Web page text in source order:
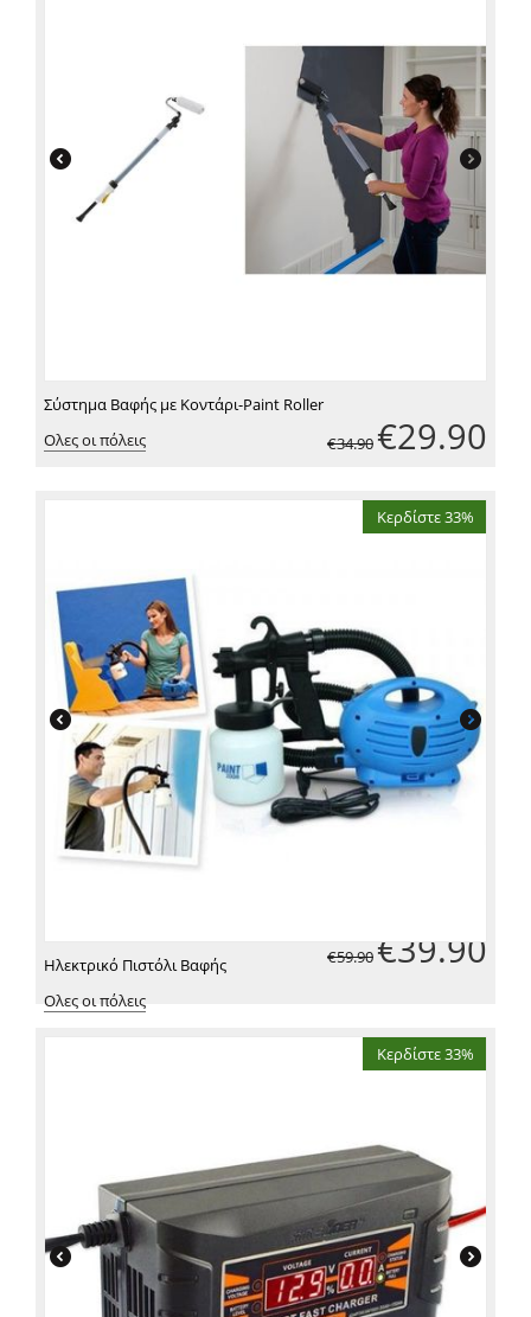
Σύστημα Βαφής με Κοντάρι-Paint Roller
Ολες οι πόλεις
€34.90 €29.90
Κερδίστε 33%
Ηλεκτρικό Πιστόλι Βαφής
Ολες οι πόλεις
€59.90€39.90
Κερδίστε 33%